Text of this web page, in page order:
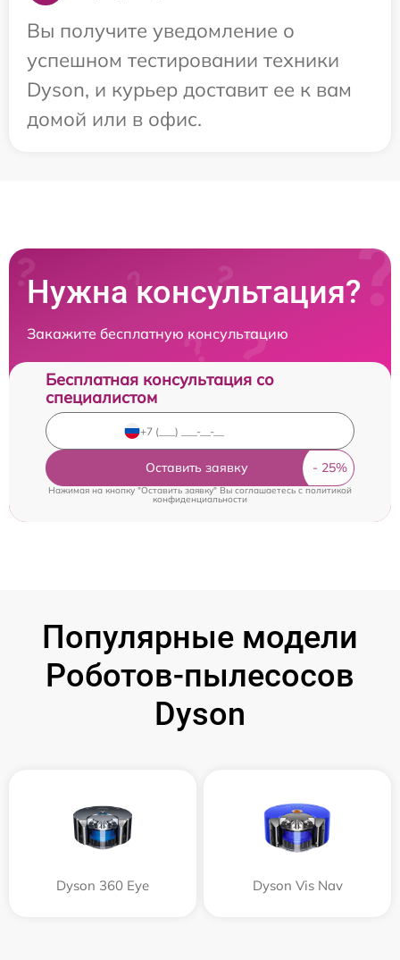
Вы получите уведомление о
успешном тестировании техники
Dyson, и курьер доставит ее к вам
домой или в офис.
Нужна консультация?
Закажите бесплатную консультацию
Бесплатная консультация со
специалистом
Оставить заявку
Нажимая на кнопку "Оставить заявку" Вы соглашаетесь cполитикой
конфиденциальности
Популярные модели
Роботов-пылесосов
Dyson
Dyson 360 Eye Dyson Vis Nav